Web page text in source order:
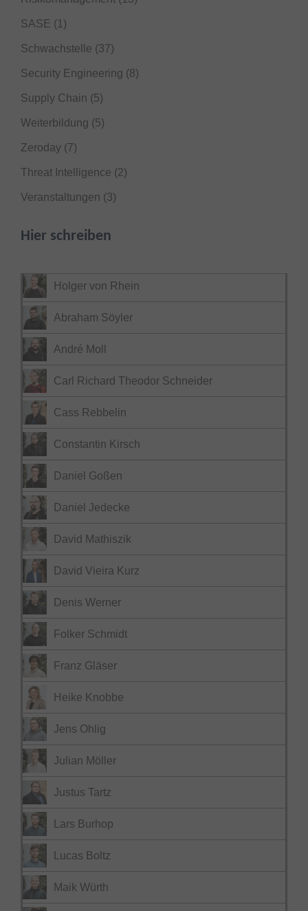
SASE (1)
Schwachstelle (37)
Security Engineering (8)
Supply Chain (5)
Weiterbildung (5)
Zeroday (7)
Threat Intelligence (2)
Veranstaltungen (3)
Hier schreiben
Holger von Rhein
Abraham Söyler
André Moll
Carl Richard Theodor Schneider
Cass Rebbelin
Constantin Kirsch
Daniel Goßen
Daniel Jedecke
David Mathiszik
David Vieira Kurz
Denis Werner
Folker Schmidt
Franz Gläser
Heike Knobbe
Jens Ohlig
Julian Möller
Justus Tartz
Lars Burhop
Lucas Boltz
Maik Würth